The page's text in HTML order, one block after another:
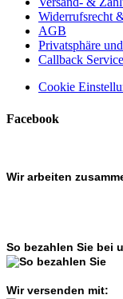
Widerrufsrecht
AGB
Privatsphäre
Callback Service
Cookie
Facebook
Wir arbeiten
So bezahlen Sie bei
Wir versenden mit: